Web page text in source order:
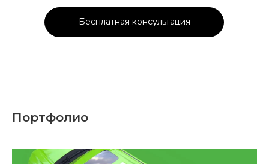
Бесплатная консультация
Портфолио